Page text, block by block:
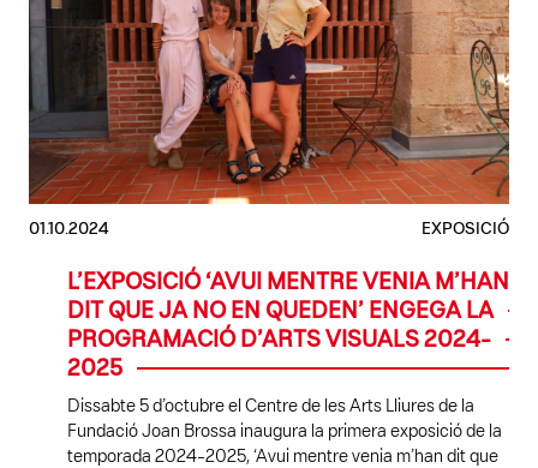
01.10.2024 EXPOSICIÓ
L’EXPOSICIÓ ‘AVUI MENTRE VENIA M’HAN
DIT QUE JA NO EN QUEDEN’ ENGEGA LA
PROGRAMACIÓ D’ARTS VISUALS 2024-
2025
Dissabte 5 d’octubre el Centre de les Arts Lliures de la
Fundació Joan Brossa inaugura la primera exposició de la
temporada 2024-2025, ‘Avui mentre venia m’han dit que